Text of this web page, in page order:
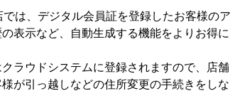
は、デジタル会員証を登録したお客様のア
表示など、自動生成する機能をよりお得に
ラウドシステムに登録されますので、店舗
が引っ越しなどの住所変更の手続きをしな